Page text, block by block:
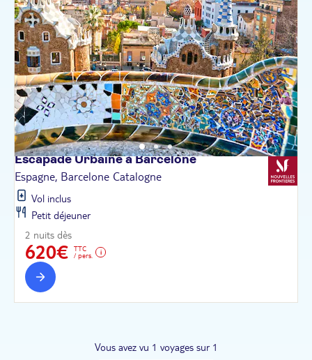
Escapade Urbaine àBarcelone
Espagne, Barcelone Catalogne
Vol inclus
Petit déjeuner
2 nuits dès
620€
TTC
/ pers.
Vous avez vu 1 voyages sur 1